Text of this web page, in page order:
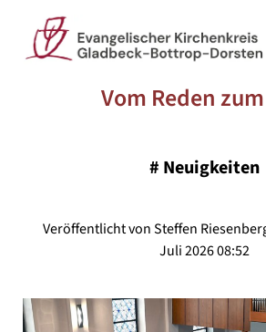
Vom Reden
# Neuigkeiten
Veröffentlicht von Steffen
Juli 2026 08:52